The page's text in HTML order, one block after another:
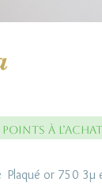
à
Plaqué or 750 3µ